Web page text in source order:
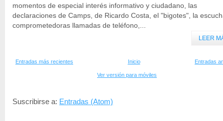
momentos de especial interés informativo y ciudadano, las
declaraciones de Camps, de Ricardo Costa, el "bigotes", la
comprometedoras llamadas de teléfono,...
LEER
Entradas más recientes Entradas
Inicio
Ver versión para móviles
Suscribirse a: Entradas (Atom)